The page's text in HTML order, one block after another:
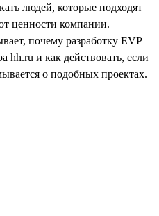
людей, которые подходят
ценности компании.
почему разработку EVP
hh.ru и как действовать, если
о подобных проектах.